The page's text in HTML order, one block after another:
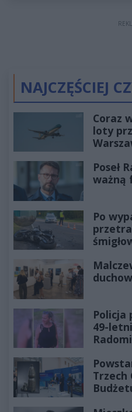
NAJCZĘŚCIEJ
Coraz
loty
Poseł
ważną
Po
Policja
49-
Trzech